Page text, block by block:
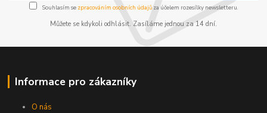
Souhlasím se zpracováním osobních údajůza účelem rozesílky newsletteru.
Můžete se kdykoli odhlásit. Zasíláme jednou za 14 dní.
Informace pro zákazníky
O nás